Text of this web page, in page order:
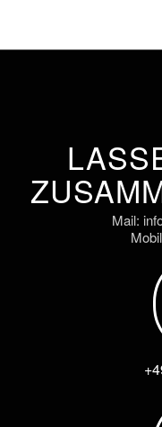
Mail: